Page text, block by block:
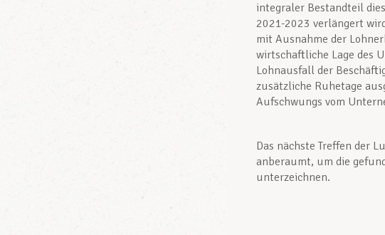
integraler Bestandteil
2021-2023 verlängert
mit Ausnahme der
wirtschaftliche Lage des
Lohnausfall der
zusätzliche Ruhetage
Aufschwungs vom
Das nächste Treffen der
anberaumt, um die
unterzeichnen.